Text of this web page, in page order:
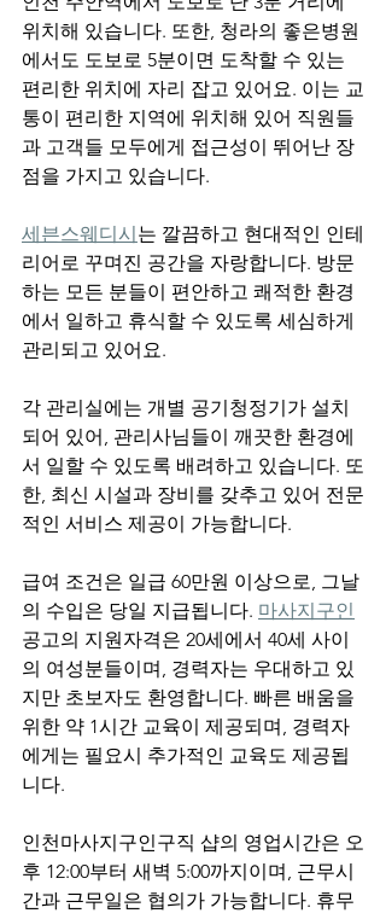
위치해 있습니다. 또한, 청라의 좋은병원
에서도 도보로 5분이면 도착할 수 있는
편리한 위치에 자리 잡고 있어요. 이는 교
통이 편리한 지역에 위치해 있어 직원들
과 고객들 모두에게 접근성이 뛰어난 장
점을 가지고 있습니다.
세븐스웨디시는 깔끔하고 현대적인 인테
리어로 꾸며진 공간을 자랑합니다. 방문
하는 모든 분들이 편안하고 쾌적한 환경
에서 일하고 휴식할 수 있도록 세심하게
관리되고 있어요.
각 관리실에는 개별 공기청정기가 설치
되어 있어, 관리사님들이 깨끗한 환경에
서 일할 수 있도록 배려하고 있습니다. 또
한, 최신 시설과 장비를 갖추고 있어 전문
적인 서비스 제공이 가능합니다.
급여 조건은 일급 60만원 이상으로, 그날
의 수입은 당일 지급됩니다. 마사지구인
공고의 지원자격은 20세에서 40세 사이
의 여성분들이며, 경력자는 우대하고 있
지만 초보자도 환영합니다. 빠른 배움을
위한 약 1시간 교육이 제공되며, 경력자
에게는 필요시 추가적인 교육도 제공됩
니다.
인천마사지구인구직 샵의 영업시간은 오
후 12:00부터 새벽 5:00까지이며, 근무시
간과 근무일은 협의가 가능합니다. 휴무